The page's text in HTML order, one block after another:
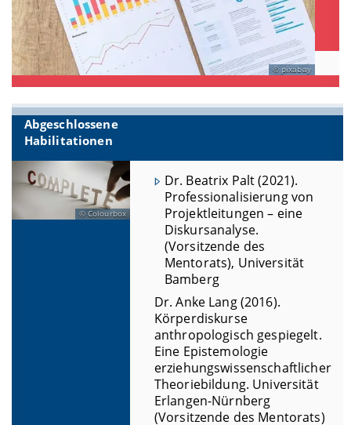
pixabay
Abgeschlossene
Habilitationen
Colourbox
Dr. Beatrix Palt (2021).
Professionalisierung von
Projektleitungen – eine
Diskursanalyse.
(Vorsitzende des
Mentorats), Universität
Bamberg
Dr. Anke Lang (2016).
Körperdiskurse
anthropologisch gespiegelt.
Eine Epistemologie
erziehungswissenschaftlicher
Theoriebildung. Universität
Erlangen-Nürnberg
(Vorsitzende des Mentorats)